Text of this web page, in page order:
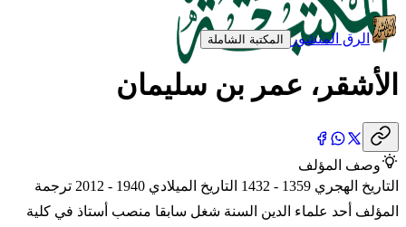
الرق المنشور المكتبة الشاملة
الأشقر، عمر بن سليمان
وصف المؤلف
التاريخ الهجري 1359 - 1432 التاريخ الميلادي 1940 - 2012 ترجمة
المؤلف أحد علماء الدين السنة شغل سابقا منصب أستاذ في كلية